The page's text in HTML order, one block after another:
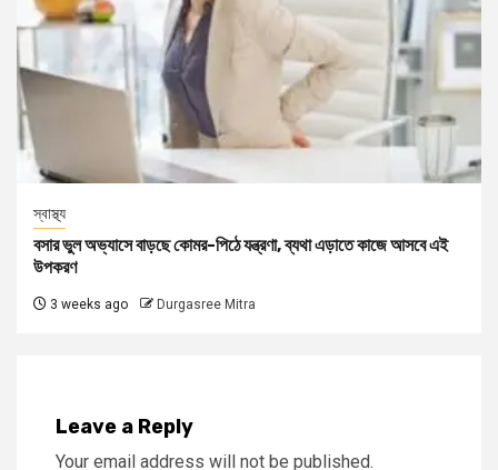
স্বাস্থ্য
বসার ভুল অভ্যাসে বাড়ছে কোমর-পিঠে যন্ত্রণা, ব্যথা এড়াতে কাজে আসবে এই
উপকরণ
3 weeks ago Durgasree Mitra
Leave a Reply
Your email address will not be published.